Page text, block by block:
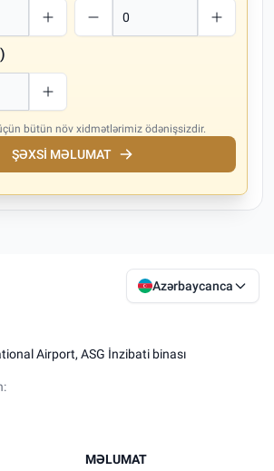
bütün növ xidmətlərimiz ödənişsizdir.
ŞƏXSI MƏLUMAT
Azərbaycanca
Airport, ASG İnzibati binası
MƏLUMAT